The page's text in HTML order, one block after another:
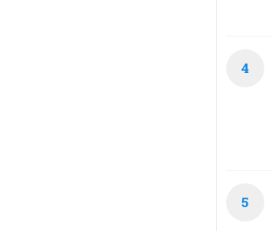
4
5